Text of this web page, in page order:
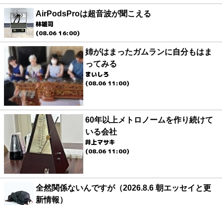
AirPodsProは超音波が聞こえる
林雄司
(08.06 16:00)
姉がはまったガムランに自分もはま
ってみる
まいしろ
(08.06 11:00)
60年以上メトロノームを作り続けて
いる会社
井上マサキ
(08.06 11:00)
全然関係ないんですが（2026.8.6 朝エッセイと更
新情報）